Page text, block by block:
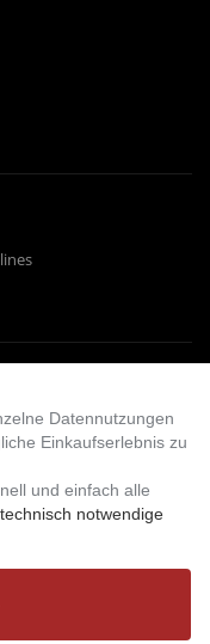
Datennutzungen
Einkaufserlebnis zu
und einfach alle
technisch notwendige